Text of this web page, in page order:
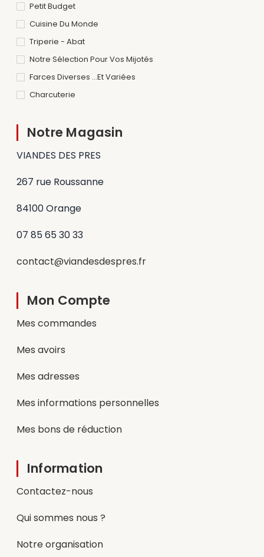
Petit Budget
Cuisine Du Monde
Triperie - Abat
Notre Sélection Pour Vos Mijotés
Farces Diverses ...et Variées
Charcuterie
Notre Magasin
VIANDES DES PRES
267 rue Roussanne
84100 Orange
07 85 65 30 33
contact@viandesdespres.fr
Mon Compte
Mes commandes
Mes avoirs
Mes adresses
Mes informations personnelles
Mes bons de réduction
Information
Contactez-nous
Qui sommes nous ?
Notre organisation